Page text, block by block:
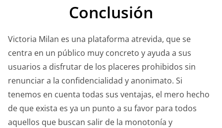
Conclusión
Victoria Milan es una plataforma atrevida, que se
centra en un público muy concreto y ayuda a sus
usuarios a disfrutar de los placeres prohibidos sin
renunciar a la confidencialidad y anonimato. Si
tenemos en cuenta todas sus ventajas, el mero hecho
de que exista es ya un punto a su favor para todos
aquellos que buscan salir de la monotonía y